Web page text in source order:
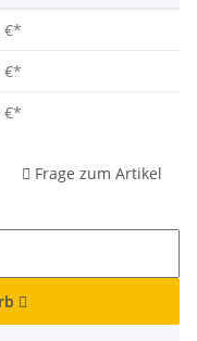
€*
€*
€*
Frage zum Artikel